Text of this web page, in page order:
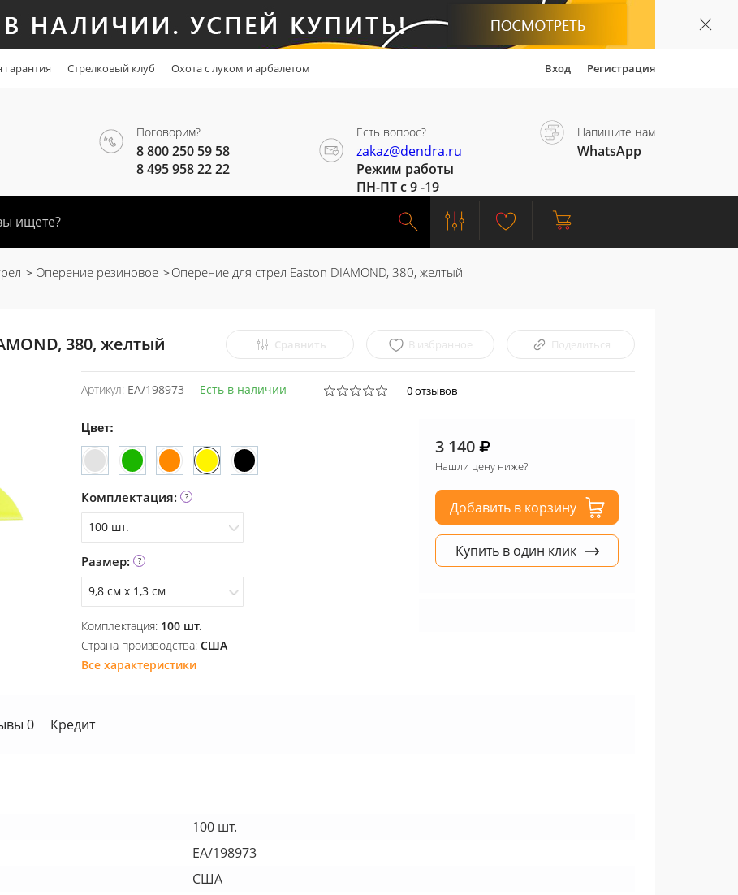
Стрелковый клуб Охота с луком и арбалетом Вход Регистрация
Поговорим?
8 800 250 59 58
8 495 958 22 22
Есть вопрос?
zakaz@dendra.ru
Режим работы
ПН-ПТ с 9 -19
Напишите нам
WhatsApp
Оперение резиновое Оперение для стрел Easton DIAMOND, 380, желтый
380, желтый Сравнить В избранное Поделиться
Артикул: EA/198973 Есть в наличии 0 отзывов
Цвет:
Комплектация:
100 шт.
100 шт.
Размер:
9,8 см х 1,3 см
9,8 см х 1,3 см
Комплектация: 100 шт.
Страна производства:США
Все характеристики
3 140
Нашли цену ниже?
Добавить в корзину
Купить в один клик
0 Кредит
100 шт.
EA/198973
США